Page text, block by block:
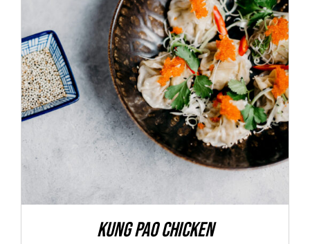
ADD TO CART / DÉTAILS
Kung Pao Chicken